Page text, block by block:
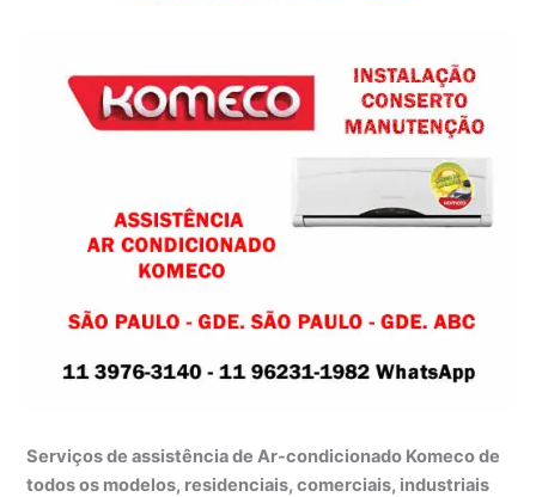
Serviços de assistência de Ar-condicionado Komeco de
todos os modelos, residenciais, comerciais, industriais